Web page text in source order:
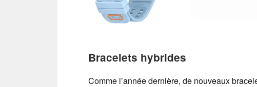
Bracelets hybrides
Comme l’année dernière, de nouveaux